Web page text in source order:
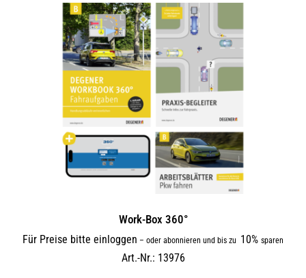
Work-Box 360°
Für Preise bitte einloggen – oder abonnieren und bis zu 10% sparen
Art.-Nr.: 13976